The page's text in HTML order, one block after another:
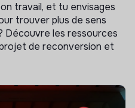
travail, et tu envisages
trouver plus de sens
Découvre les ressources
de reconversion et